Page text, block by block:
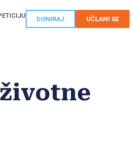
DONIRAJ UČLANI SE